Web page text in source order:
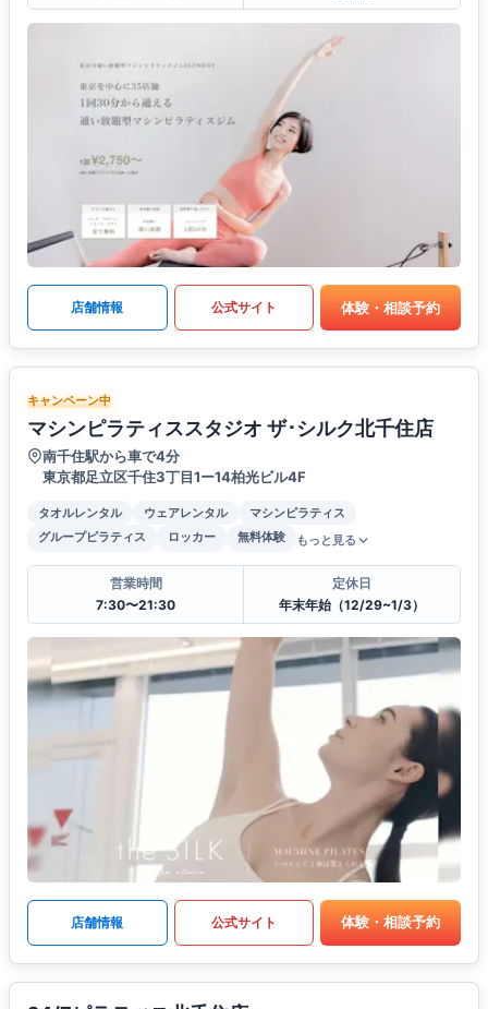
店舗情報 公式サイト 体験・相談予約
キャンペーン中
マシンピラティススタジオ ザ･シルク北千住店
南千住駅から車で4分
東京都足立区千住3丁目1ー14柏光ビル4F
タオルレンタル ウェアレンタル
マシンピラティス
グループピラティス
ロッカー 無料体験 もっと見る
営業時間
7:30〜21:30
定休日
年末年始（12/29~1/3）
店舗情報 公式サイト 体験・相談予約